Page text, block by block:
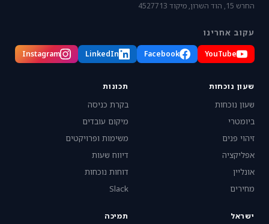
החרש 15, הוד השרון, מיקוד 4527713
עקוב אחרינו
YouTube
Facebook
LinkedIn
Instagram
שעון נוכחות
שעון נוכחות
ביומטרי
זיהוי פנים
אפליקציה
אונליין
מחירים
תכונות
בקרת כניסה
מיקום עובדים
משימות ופרויקטים
דיווח שעות
דוחות נוכחות
Slack
ישראל תמיכה